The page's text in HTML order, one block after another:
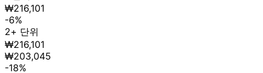
₩216,101
-6%
2+ 단위
₩216,101
₩203,045
-18%